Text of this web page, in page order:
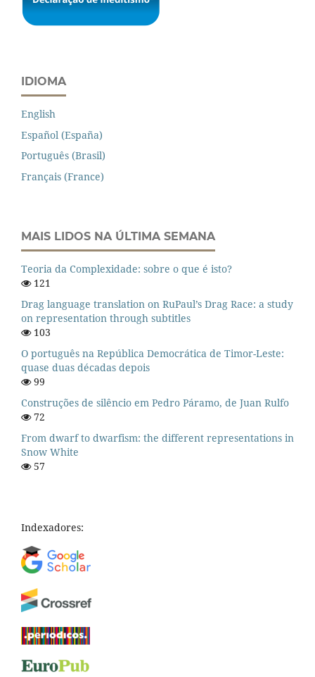
IDIOMA
English
Español (España)
Português (Brasil)
Français (France)
MAIS LIDOS NA ÚLTIMA SEMANA
Teoria da Complexidade: sobre o que é isto?
121
Drag language translation on RuPaul’s Drag Race: a study
on representation through subtitles
103
O português na República Democrática de Timor-Leste:
quase duas décadas depois
99
Construções de silêncio em Pedro Páramo, de Juan Rulfo
72
From dwarf to dwarfism: the different representations in
Snow White
57
Indexadores: